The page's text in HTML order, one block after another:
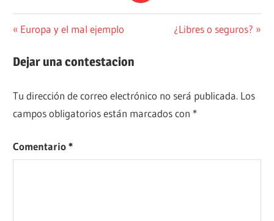
ACTUALIDAD
POLÍTICA
Navegación
de
Entrada
Europa y el mal ejemplo
Siguiente
¿Libres o seguros?
Dejar una contestacion
Tu dirección de correo electrónico no será publicada. Los
campos obligatorios están marcados con *
Comentario*